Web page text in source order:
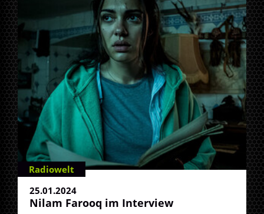
Radiowelt
25.01.2024
Nilam Farooq im Interview